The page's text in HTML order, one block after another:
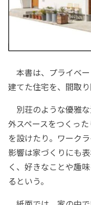
本書は、プライベ
建てた住宅を、間取
別荘のような優雅
外スペースをつくっ
を設けたり。ワーク
影響は家づくりにも
く、好きなことや趣
るという。